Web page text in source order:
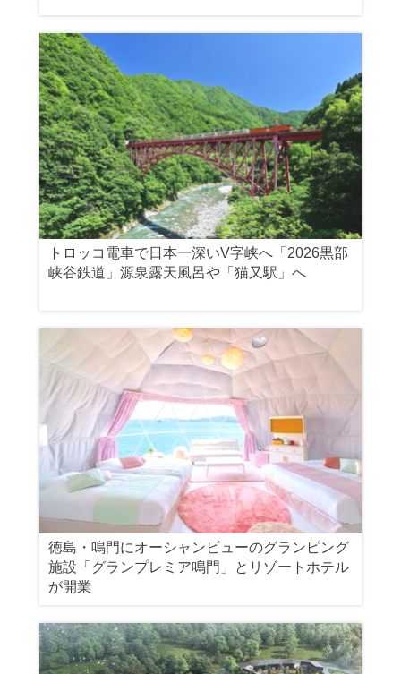
トロッコ電車で日本一深いV字峡へ「2026黒部
峡谷鉄道」源泉露天風呂や「猫又駅」へ
徳島・鳴門にオーシャンビューのグランピング
施設「グランプレミア鳴門」とリゾートホテル
が開業